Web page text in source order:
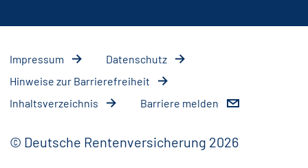
Impressum
Datenschutz
Hinweise zur Barrierefreiheit
Inhaltsverzeichnis
Barriere melden
© Deutsche Rentenversicherung 2026